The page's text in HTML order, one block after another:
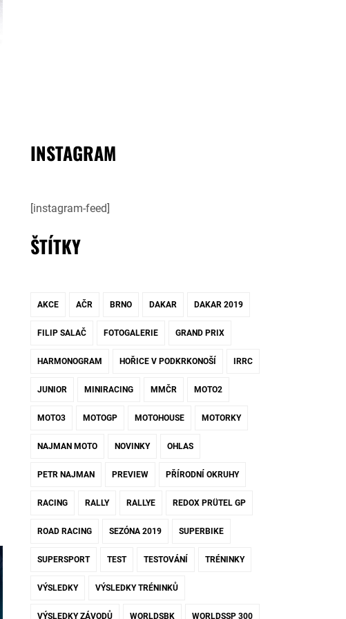
INSTAGRAM
[instagram-feed]
ŠTÍTKY
AKCE AČR BRNO DAKAR DAKAR 2019
FILIP SALAČ FOTOGALERIE GRAND PRIX
HARMONOGRAM HOŘICE V PODKRKONOŠÍ IRRC
JUNIOR MINIRACING MMČR MOTO2
MOTO3 MOTOGP MOTOHOUSE MOTORKY
NAJMAN MOTO NOVINKY OHLAS
PETR NAJMAN PREVIEW PŘÍRODNÍ OKRUHY
RACING RALLY RALLYE REDOX PRÜTEL GP
ROAD RACING SEZÓNA 2019 SUPERBIKE
SUPERSPORT TEST TESTOVÁNÍ TRÉNINKY
VÝSLEDKY VÝSLEDKY TRÉNINKŮ
VÝSLEDKY ZÁVODŮ WORLDSBK WORLDSSP 300